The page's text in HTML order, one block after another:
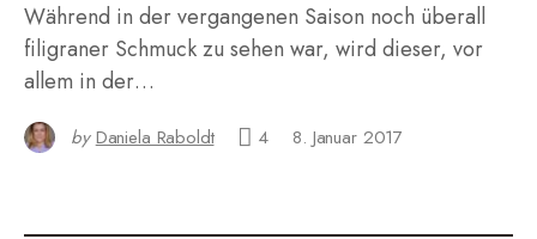
Während in der vergangenen Saison noch überall
filigraner Schmuck zu sehen war, wird dieser, vor
allem in der…
by Daniela Raboldt 4 8. Januar 2017